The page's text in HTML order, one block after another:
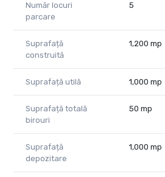
Număr locuri
parcare
5
Suprafață
construită
1,200 mp
Suprafață utilă 1,000 mp
Suprafață totală
birouri
50 mp
Suprafață
depozitare
1,000 mp